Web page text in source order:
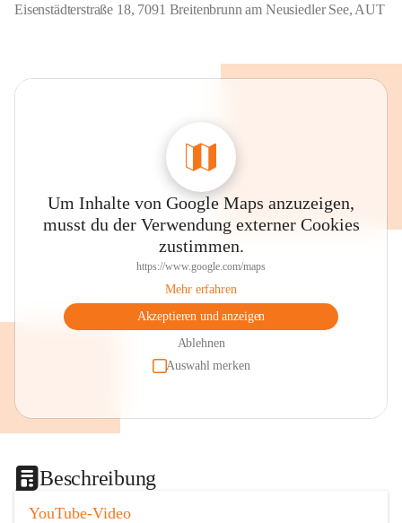
Eisenstädterstraße 18, 7091 Breitenbrunn am Neusiedler See, AUT
Um Inhalte von Google Maps anzuzeigen,
musst du der Verwendung externer Cookies
zustimmen.
https://www.google.com/maps
Mehr erfahren
Akzeptieren und anzeigen
Ablehnen
Auswahl merken
Beschreibung
YouTube-Video